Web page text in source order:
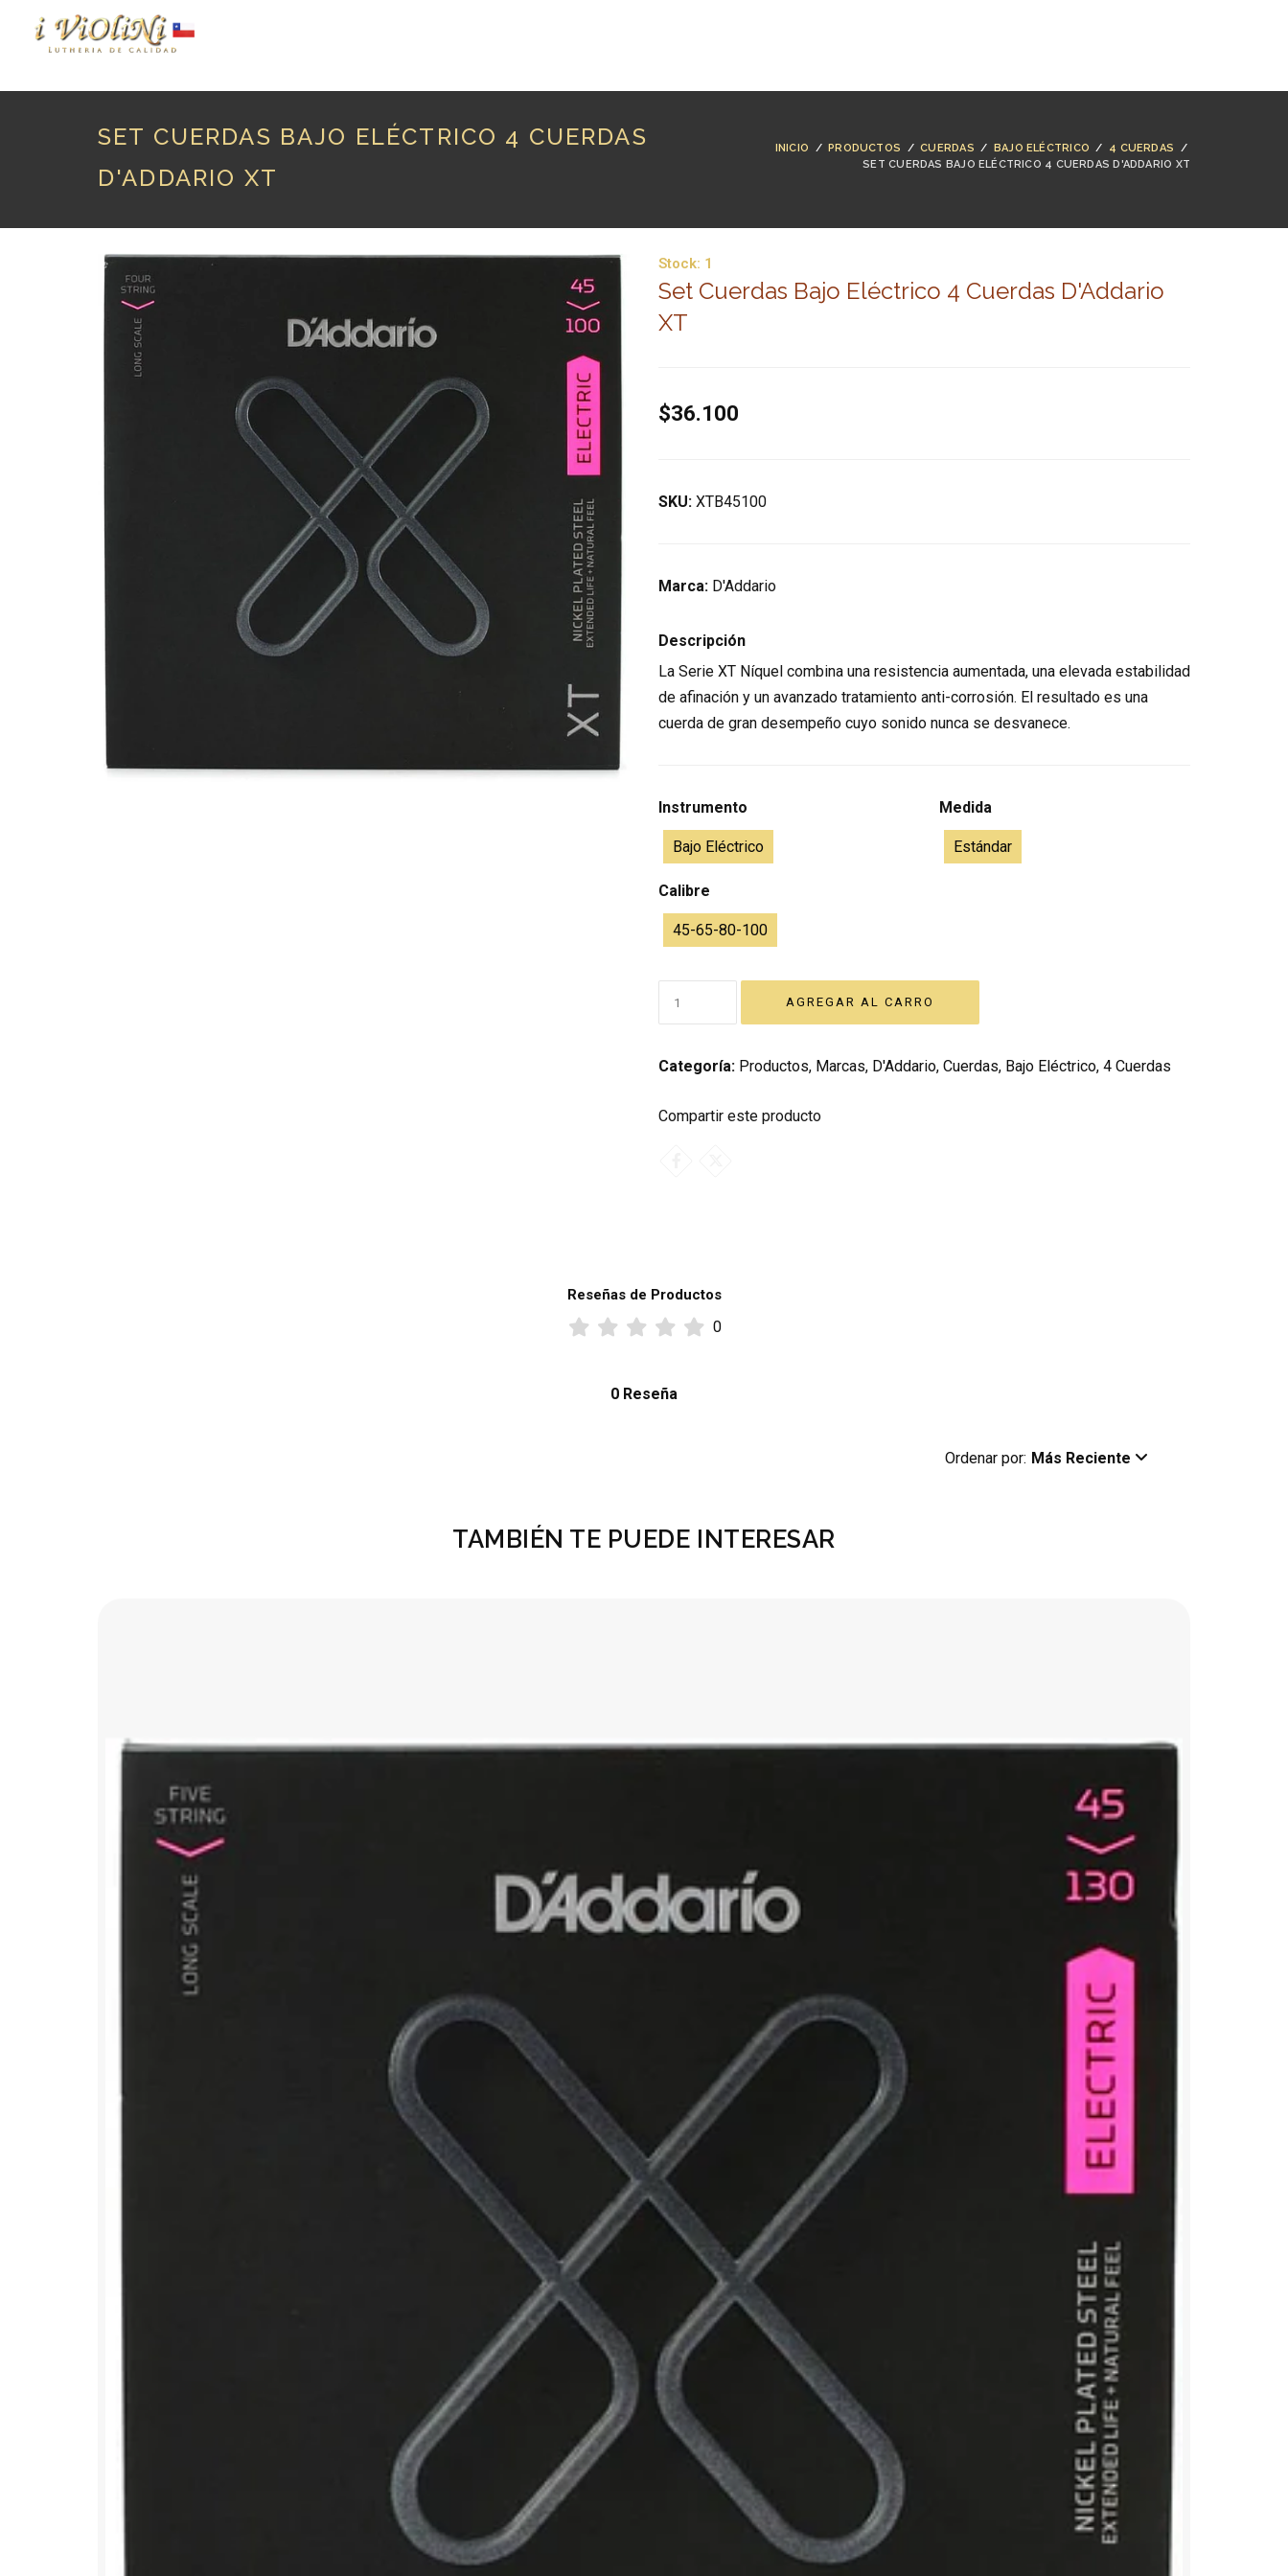
SET CUERDAS BAJO ELÉCTRICO 4 CUERDAS
D'ADDARIO XT
INICIO /PRODUCTOS /CUERDAS / BAJO ELÉCTRICO / 4 CUERDAS /
SET CUERDAS BAJO ELÉCTRICO 4 CUERDAS D'ADDARIO XT
Stock: 1
Set Cuerdas Bajo Eléctrico 4 Cuerdas D'Addario
XT
$36.100
SKU: XTB45100
Marca: D'Addario
Descripción
La Serie XT Níquel combina una resistencia aumentada, una elevada estabilidad
de afinación y un avanzado tratamiento anti-corrosión. El resultado es una
cuerda de gran desempeño cuyo sonido nunca se desvanece.
Instrumento
Bajo Eléctrico
Medida
Estándar
Calibre
45-65-80-100
Categoría: Productos, Marcas, D'Addario, Cuerdas, Bajo Eléctrico, 4 Cuerdas
Compartir este producto
Reseñas de Productos
0
0 Reseña
Ordenar por: Más Reciente
TAMBIÉN TE PUEDE INTERESAR